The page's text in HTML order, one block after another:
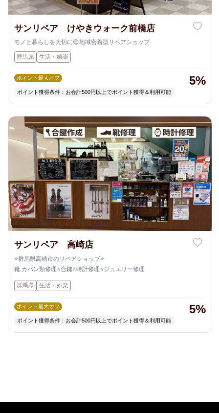
サンリペア けやきウォーク前橋店
モノと暮らしを大切に😊地域密着型リペアショップ
群馬県 生活・娯楽
ポイント最大オフ 5%
ポイント獲得条件：お会計500円以上でポイント獲得＆利用可能
サンリペア 高崎店
⭐️群馬県高崎市のリペアショップ⭐️
靴.カバン類修理⭐️合鍵⭐️時計修理⭐️ジュエリー修理
群馬県 生活・娯楽
ポイント最大オフ 5%
ポイント獲得条件：お会計500円以上でポイント獲得＆利用可能